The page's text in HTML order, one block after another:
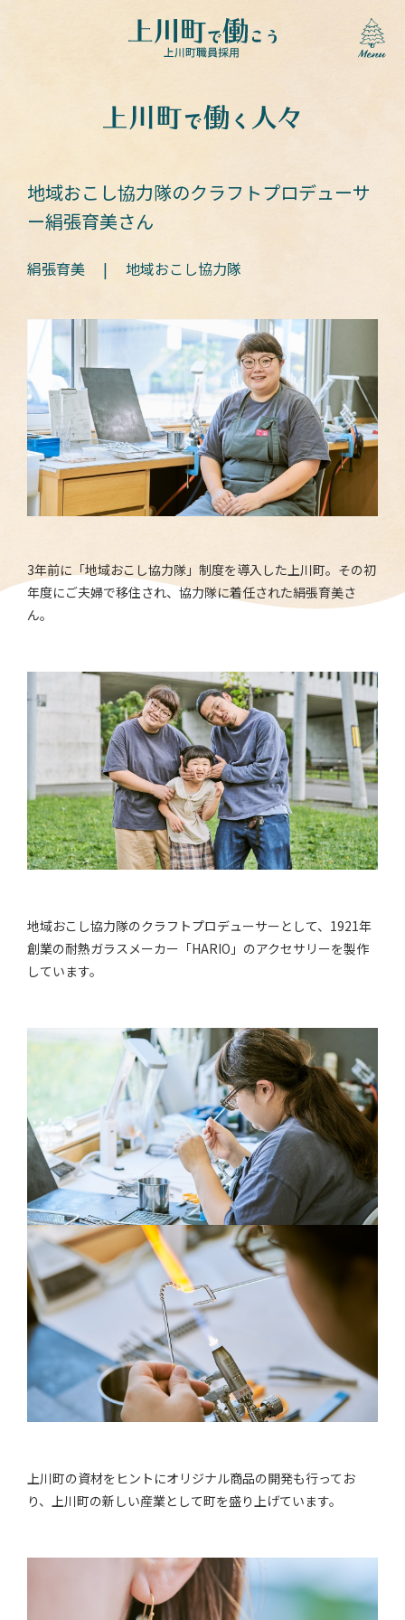
地域おこし協力隊のクラフトプロデューサ
ー絹張育美さん
絹張育美 | 地域おこし協力隊
3年前に「地域おこし協力隊」制度を導入した上川町。その初
年度にご夫婦で移住され、協力隊に着任された絹張育美さ
ん。
地域おこし協力隊のクラフトプロデューサーとして、1921年
創業の耐熱ガラスメーカー「HARIO」のアクセサリーを製作
しています。
上川町の資材をヒントにオリジナル商品の開発も行ってお
り、上川町の新しい産業として町を盛り上げています。